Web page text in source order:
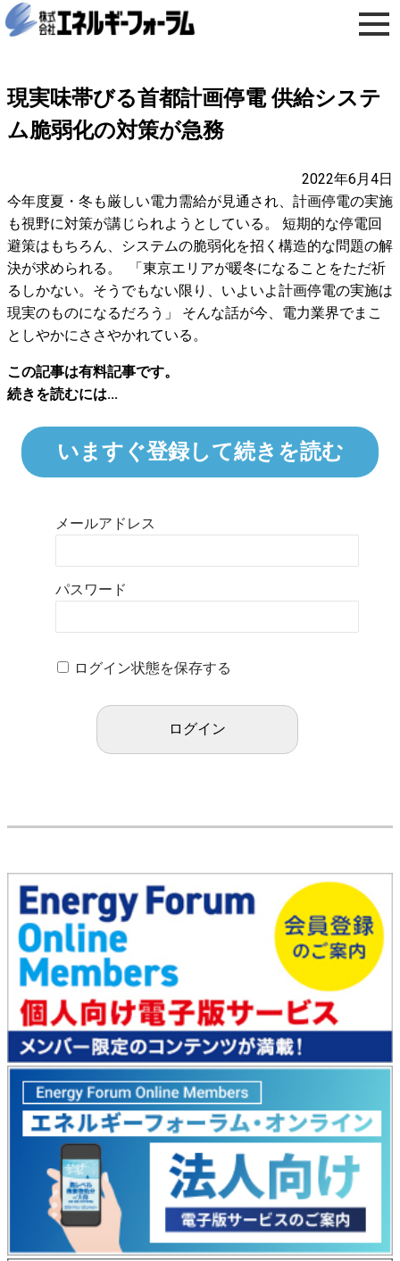
現実味帯びる首都計画停電 供給システ
ム脆弱化の対策が急務
2022年6月4日
今年度夏・冬も厳しい電力需給が見通され、計画停電の実施
も視野に対策が講じられようとしている。 短期的な停電回
避策はもちろん、システムの脆弱化を招く構造的な問題の解
決が求められる。 「東京エリアが暖冬になることをただ祈
るしかない。そうでもない限り、いよいよ計画停電の実施は
現実のものになるだろう」 そんな話が今、電力業界でまこ
としやかにささやかれている。
この記事は有料記事です。
続きを読むには...
いますぐ登録して続きを読む
メールアドレス
パスワード
ログイン状態を保存する